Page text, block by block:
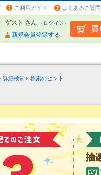
ご利用ガイド よくあるご質問
ゲスト さん （ログイン）
新規会員登録する
詳細検索 検索のヒント